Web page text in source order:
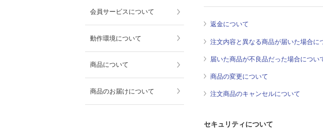
会員サービスについて
動作環境について
商品について
商品のお届けについて
返金について
注文内容と異なる商品が届いた場合に
届いた商品が不良品だった場合につい
商品の変更について
注文商品のキャンセルについて
セキュリティについて